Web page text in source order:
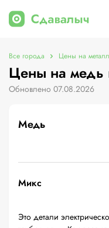
Все города Цены на
Цены на медь
Обновлено 07.08.2026
Медь
Микс
Это детали